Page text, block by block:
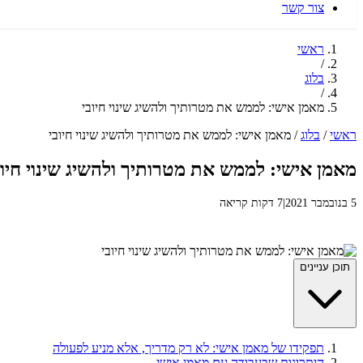
צור קשר
ראשי
/
בלוג
/
מאמן אישי: לממש את מטרותיך ולהשיג שינוי חיובי
ראשי / בלוג / מאמן אישי: לממש את מטרותיך ולהשיג שינוי חיובי
מאמן אישי: לממש את מטרותיך ולהשיג שינוי
5 בנובמבר 2021 7 דקות קריאה
תוכן עניינים
תפקידו של מאמן אישי: לא רק מדריך, אלא מניע לפעולה